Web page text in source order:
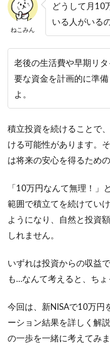
ねこみん
どうして月10
いる人がいる
老後の生活費や早期リ
要な資金を計画的に準
よ。
積立投資を続けることで
ける可能性があります。
は将来の安心を得るため
「10万円なんて無理！」
範囲で積立てを続けてい
ようになり、自然と投資
しれません。
いずれは投資からの収益
も…なんて考えると、ち
今回は、新NISAで10万円
ーション結果を詳しく解
の一歩を一緒に考えてみ